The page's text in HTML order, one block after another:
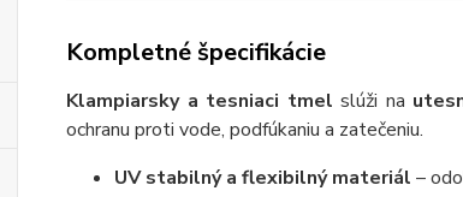
Kompletné špecifikácie
Klampiarsky a tesniaci tmel slúži na
ochranu proti vode, podfúkaniu a zatečeniu.
UV stabilný a flexibilný materiál –